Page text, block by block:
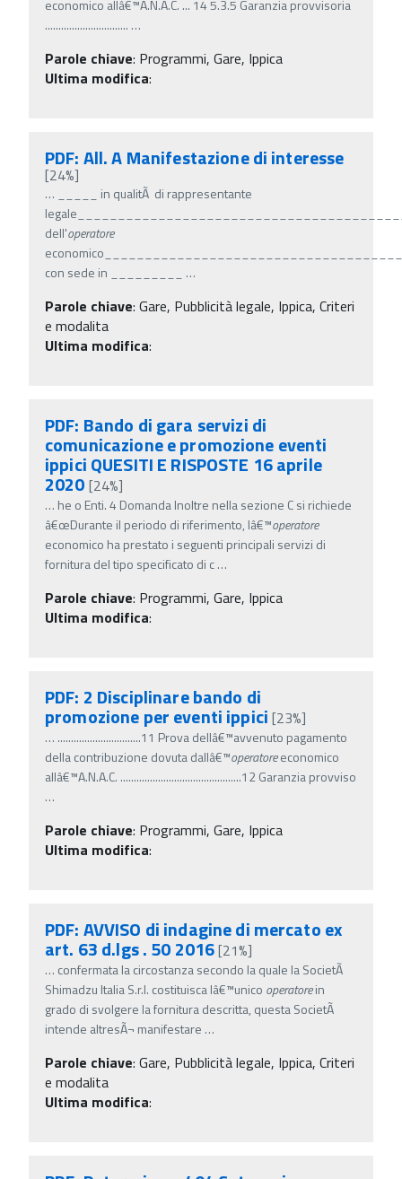
economico allâ€™A.N.A.C. ... 14 5.3.5 Garanzia provvisoria
............................... …
Parole chiave: Programmi, Gare, Ippica
Ultima modifica:
PDF: All. A Manifestazione di interesse
[24%]
…
_____ in qualitÃ di rappresentante
dell'operatore
con sede in _________
…
Parole chiave: Gare, Pubblicità legale, Ippica, Criteri
e modalita
Ultima modifica:
PDF: Bando di gara servizi di
comunicazione e promozione eventi
ippici QUESITI E RISPOSTE 16 aprile
2020 [24%]
… he o Enti. 4 Domanda Inoltre nella sezione C si richiede
â€œDurante il periodo di riferimento, lâ€™operatore
economico ha prestato i seguenti principali servizi di
fornitura del tipo specificato di c…
Parole chiave: Programmi, Gare, Ippica
Ultima modifica:
PDF: 2 Disciplinare bando di
promozione per eventi ippici [23%]
… ...............................11 Prova dellâ€™avvenuto pagamento
della contribuzione dovuta dallâ€™operatoreeconomico
allâ€™A.N.A.C. .............................................12 Garanzia provviso
…
Parole chiave: Programmi, Gare, Ippica
Ultima modifica:
PDF: AVVISO di indagine di mercato ex
art. 63 d.lgs . 50 2016[21%]
… confermata la circostanza secondo la quale la SocietÃ
Shimadzu Italia S.r.l. costituisca lâ€™unico operatorein
grado di svolgere la fornitura descritta, questa SocietÃ
intende altresÃ¬ manifestare …
Parole chiave: Gare, Pubblicità legale, Ippica, Criteri
e modalita
Ultima modifica: